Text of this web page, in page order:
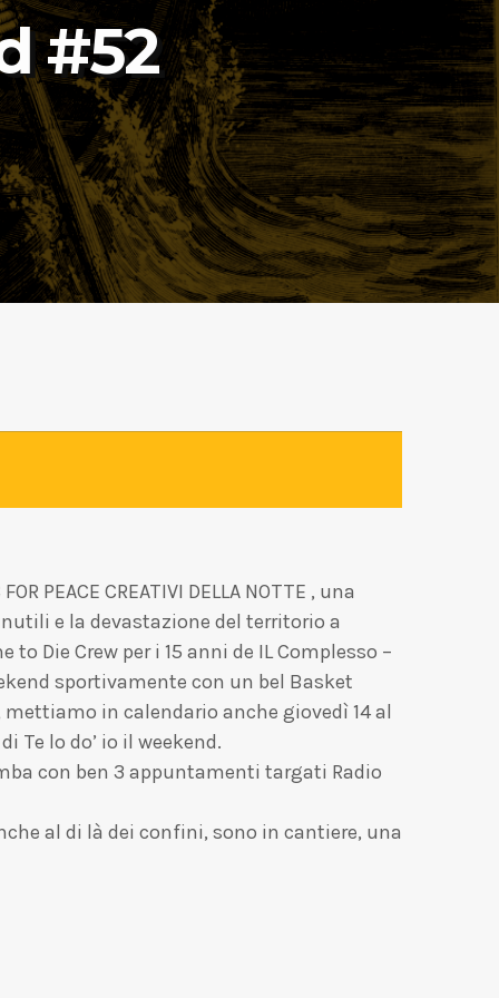
#52
CREATIVI DELLA NOTTE , una
e la devastazione del territorio a
Die Crew per i 15 anni de IL Complesso –
sportivamente con un bel Basket
in calendario anche giovedì 14 al
Te lo do’ io il weekend.
con ben 3 appuntamenti targati Radio
al di là dei confini, sono in cantiere, una